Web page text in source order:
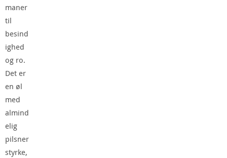
maner
til
besind
ighed
og ro.
Det er
en øl
med
almind
elig
pilsner
styrke,